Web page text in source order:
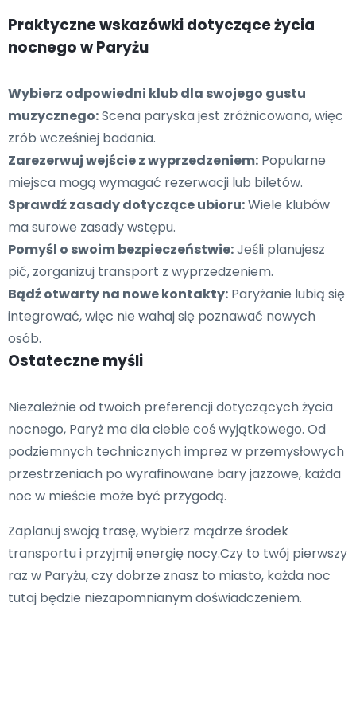
Praktyczne wskazówki dotyczące życia
nocnego w Paryżu
Wybierz odpowiedni klub dla swojego gustu
muzycznego:Scena paryska jest zróżnicowana, więc
zrób wcześniej badania.
Zarezerwuj wejście z wyprzedzeniem: Popularne
miejsca mogą wymagać rezerwacji lub biletów.
Sprawdź zasady dotyczące ubioru:Wiele klubów
ma surowe zasady wstępu.
Pomyśl o swoim bezpieczeństwie:Jeśli planujesz
pić, zorganizuj transport z wyprzedzeniem.
Bądź otwarty na nowe kontakty: Paryżanie lubią się
integrować, więc nie wahaj się poznawać nowych
osób.
Ostateczne myśli
Niezależnie od twoich preferencji dotyczących życia
nocnego, Paryż ma dla ciebie coś wyjątkowego. Od
podziemnych technicznych imprez w przemysłowych
przestrzeniach po wyrafinowane bary jazzowe, każda
noc w mieście może być przygodą.
Zaplanuj swoją trasę, wybierz mądrze środek
transportu i przyjmij energię nocy.Czy to twój pierwszy
raz w Paryżu, czy dobrze znasz to miasto, każda noc
tutaj będzie niezapomnianym doświadczeniem.